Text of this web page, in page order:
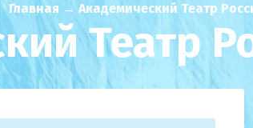
Главная → Академический Театр
Театр